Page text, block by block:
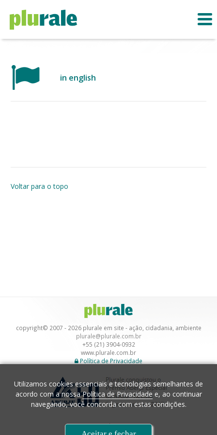
in english
Voltar para o topo
copyright© 2007 - 2026 plurale em site - ação, cidadania, ambiente
plurale@plurale.com.br
+55 (21) 3904-0932
www.plurale.com.br
Política de Privacidade
Desenvolvimento
Utilizamos cookies essenciais e tecnologias semelhantes de
acordo com a nossaPolítica de Privacidadee, ao continuar
navegando, você concorda com estas condições.